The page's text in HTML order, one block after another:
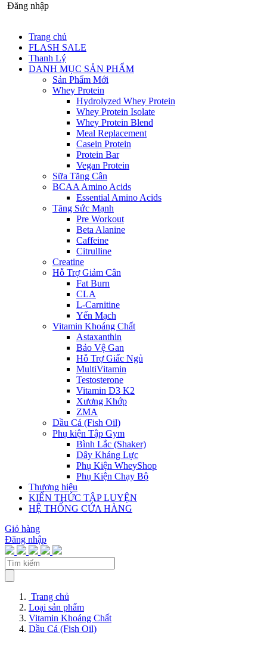
Đăng nhập
Trang chủ
FLASH SALE
Thanh Lý
DANH MỤC SẢN PHẨM
Sản Phẩm Mới
Whey Protein
Hydrolyzed Whey Protein
Whey Protein Isolate
Whey Protein Blend
Meal Replacement
Casein Protein
Protein Bar
Vegan Protein
Sữa Tăng Cân
BCAA Amino Acids
Essential Amino Acids
Tăng Sức Mạnh
Pre Workout
Beta Alanine
Caffeine
Citrulline
Creatine
Hỗ Trợ Giảm Cân
Fat Burn
CLA
L-Carnitine
Yến Mạch
Vitamin Khoáng Chất
Astaxanthin
Bảo Vệ Gan
Hỗ Trợ Giấc Ngủ
MultiVitamin
Testosterone
Vitamin D3 K2
Xương Khớp
ZMA
Dầu Cá (Fish Oil)
Phụ kiện Tập Gym
Bình Lắc (Shaker)
Dây Kháng Lực
Phụ Kiện WheyShop
Phụ Kiện Chạy Bộ
Thương hiệu
KIẾN THỨC TẬP LUYỆN
HỆ THỐNG CỬA HÀNG
Giỏ hàng
Đăng nhập
Trang chủ
Loại sản phẩm
Vitamin Khoáng Chất
Dầu Cá (Fish Oil)